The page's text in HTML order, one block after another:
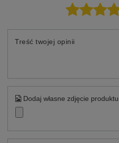
Treść twojej opinii
Dodaj własne zdjęcie